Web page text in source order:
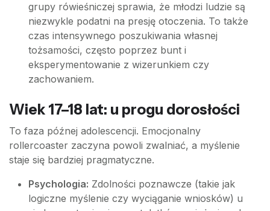
grupy rówieśniczej sprawia, że młodzi ludzie są
niezwykle podatni na presję otoczenia. To także
czas intensywnego poszukiwania własnej
tożsamości, często poprzez bunt i
eksperymentowanie z wizerunkiem czy
zachowaniem.
Wiek 17–18 lat: u progu dorosłości
To faza późnej adolescencji. Emocjonalny
rollercoaster zaczyna powoli zwalniać, a myślenie
staje się bardziej pragmatyczne.
Psychologia: Zdolności poznawcze (takie jak
logiczne myślenie czy wyciąganie wniosków) u